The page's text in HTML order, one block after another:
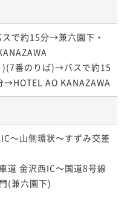
で約15分→兼六園下・
番のりば)→バスで約15
AO KANAZAWA
～山側環状～すずみ交差
道 金沢西IC～国道8号線
(兼六園下)